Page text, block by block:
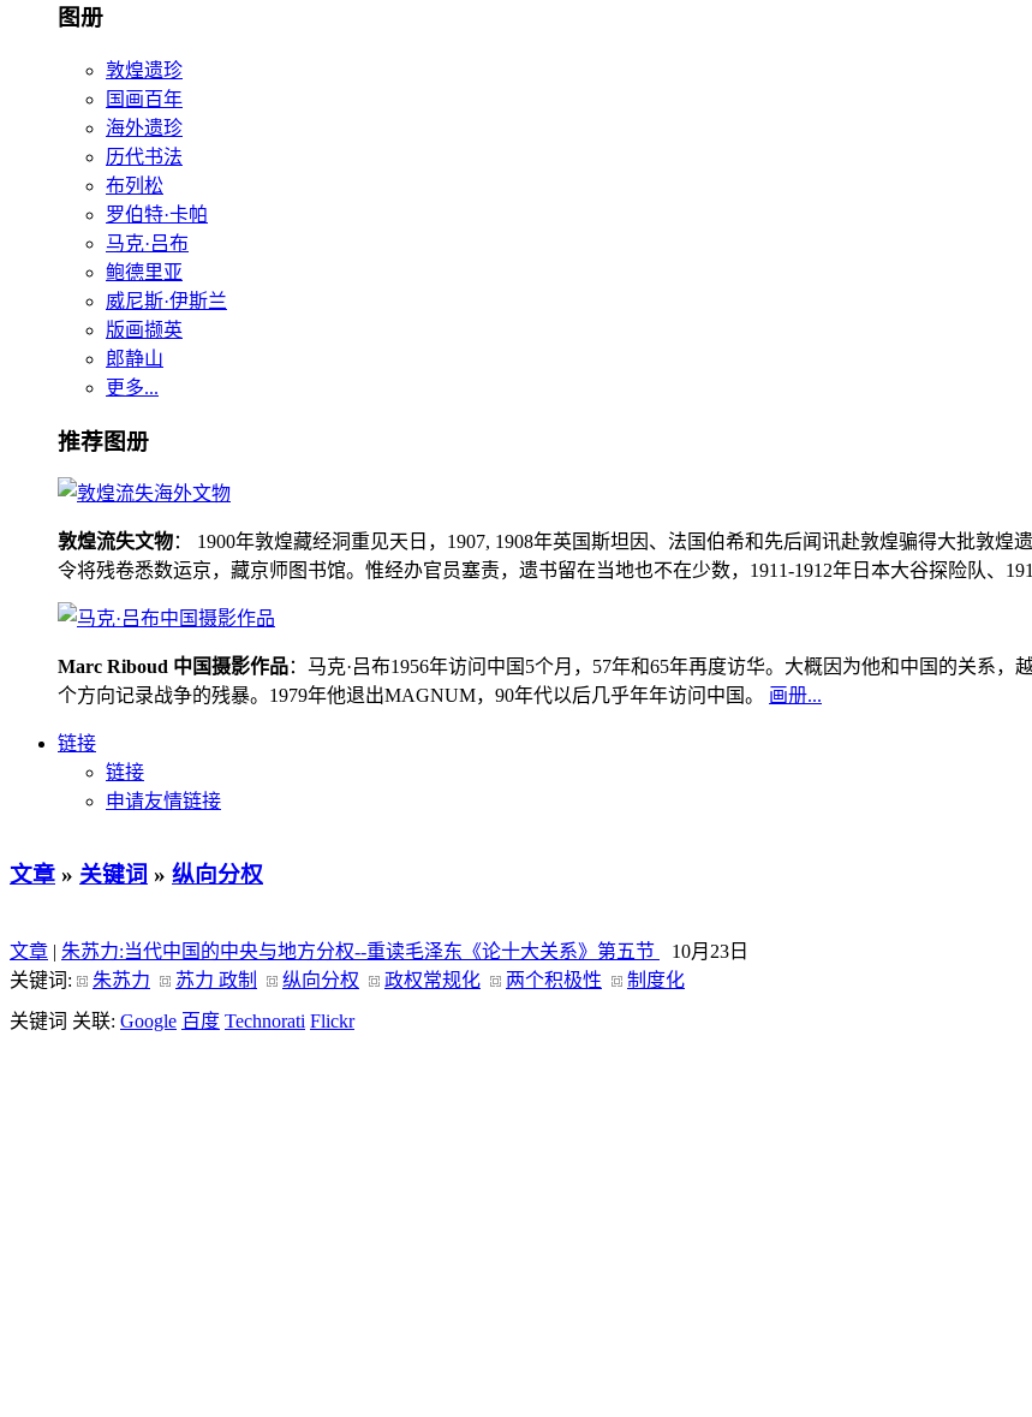
图册
敦煌遗珍
国画百年
海外遗珍
历代书法
布列松
罗伯特·卡帕
马克·吕布
鲍德里亚
威尼斯·伊斯兰
版画撷英
郎静山
更多...
推荐图册
敦煌流失文物： 1900年敦煌藏经洞重见天日，1907, 1908年英国斯坦因、法国伯希和先后闻讯赴敦煌骗得大批敦煌
令将残卷悉数运京，藏京师图书馆。惟经办官员塞责，遗书留在当地也不在少数，1911-1912年日本大谷探险队、
Marc Riboud 中国摄影作品：马克·吕布1956年访问中国5个月，57年和65年再度访华。大概因为他和中国的关系
个方向记录战争的残暴。1979年他退出MAGNUM，90年代以后几乎年年访问中国。 画册...
链接
链接
申请友情链接
文章 » 关键词 » 纵向分权
文章 | 朱苏力:当代中国的中央与地方分权--重读毛泽东《论十大关系》第五节
10月23日
关键词:
朱苏力 苏力 政制 纵向分权 政权常规化 两个积极性
制度化
关键词 关联: Google 百度 Technorati Flickr